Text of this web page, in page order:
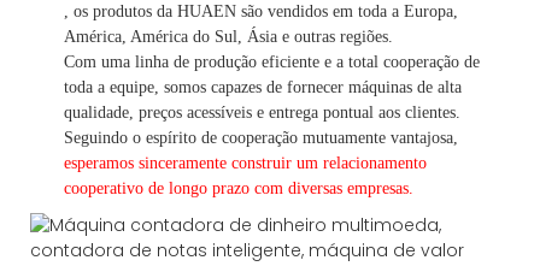
os produtos da HUAEN são vendidos em toda a Europa,
América, América do Sul, Ásia e outras regiões.
Com uma linha de produção eficiente e a total cooperação de
toda a equipe, somos capazes de fornecer máquinas de alta
qualidade, preços acessíveis e entrega pontual aos clientes.
Seguindo o espírito de cooperação mutuamente vantajosa,
esperamos sinceramente construir um relacionamento
cooperativo de longo prazo com diversas empresas.